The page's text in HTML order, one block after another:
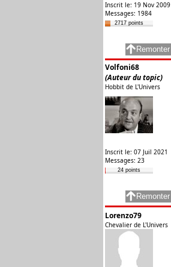
Inscrit le: 19 Nov 2009
Messages: 1984
2717 points
Volfoni68
(Auteur du topic)
Hobbit de L'Univers
Inscrit le: 07 Juil 2021
Messages: 23
24 points
Lorenzo79
Chevalier de L'Univers